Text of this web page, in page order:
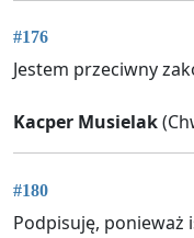
#176
Jestem przeciwny
Kacper Musielak
#180
Podpisuję, ponieważ